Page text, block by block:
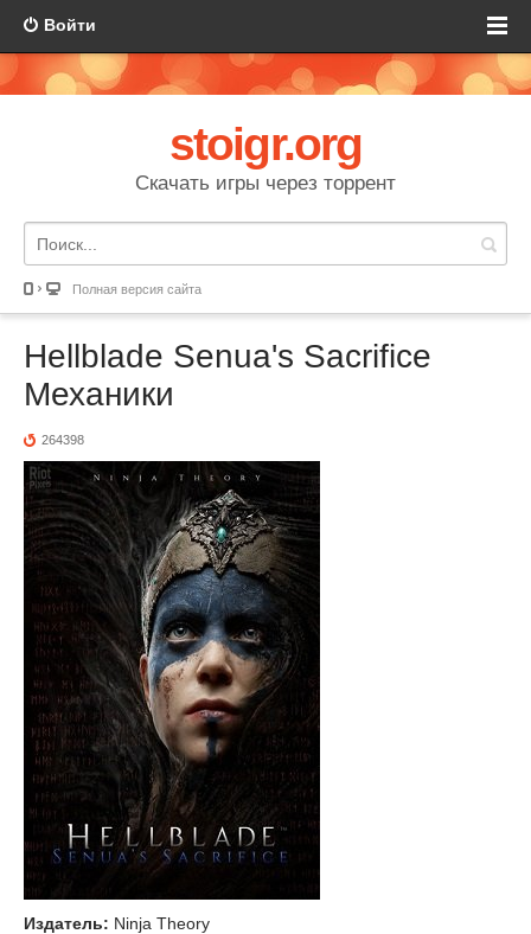
Войти
stoigr.org
Скачать игры через торрент
Полная версия сайта
Hellblade Senua's Sacrifice
Механики
264398
Издатель: Ninja Theory